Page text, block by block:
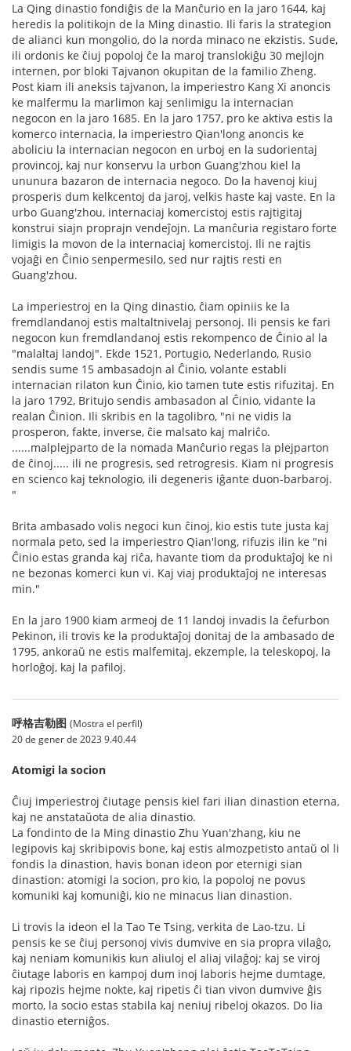
La Qing dinastio fondiĝis de la Manĉurio en la jaro 1644, kaj
heredis la politikojn de la Ming dinastio. Ili faris la strategion
de alianci kun mongolio, do la norda minaco ne ekzistis. Sude,
ili ordonis ke ĉiuj popoloj ĉe la maroj translokiĝu 30 mejlojn
internen, por bloki Tajvanon okupitan de la familio Zheng.
Post kiam ili aneksis tajvanon, la imperiestro Kang Xi anoncis
ke malfermu la marlimon kaj senlimigu la internacian
negocon en la jaro 1685. En la jaro 1757, pro ke aktiva estis la
komerco internacia, la imperiestro Qian'long anoncis ke
aboliciu la internacian negocon en urboj en la sudorientaj
provincoj, kaj nur konservu la urbon Guang'zhou kiel la
ununura bazaron de internacia negoco. Do la havenoj kiuj
prosperis dum kelkcentoj da jaroj, velkis haste kaj vaste. En la
urbo Guang'zhou, internaciaj komercistoj estis rajtigitaj
konstrui siajn proprajn vendeĵojn. La manĉuria registaro forte
limigis la movon de la internaciaj komercistoj. Ili ne rajtis
vojaĝi en Ĉinio senpermesilo, sed nur rajtis resti en
Guang'zhou.
La imperiestroj en la Qing dinastio, ĉiam opiniis ke la
fremdlandanoj estis maltaltnivelaj personoj. Ili pensis ke fari
negocon kun fremdlandanoj estis rekompenco de Ĉinio al la
"malaltaj landoj". Ekde 1521, Portugio, Nederlando, Rusio
sendis sume 15 ambasadojn al Ĉinio, volante establi
internacian rilaton kun Ĉinio, kio tamen tute estis rifuzitaj. En
la jaro 1792, Britujo sendis ambasadon al Ĉinio, vidante la
realan Ĉinion. Ili skribis en la tagolibro, "ni ne vidis la
prosperon, fakte, inverse, ĉie malsato kaj malriĉo.
......malplejparto de la nomada Manĉurio regas la plejparton
de ĉinoj..... ili ne progresis, sed retrogresis. Kiam ni progresis
en scienco kaj teknologio, ili degeneris iĝante duon-barbaroj.
"
Brita ambasado volis negoci kun ĉinoj, kio estis tute justa kaj
normala peto, sed la imperiestro Qian'long, rifuzis ilin ke "ni
Ĉinio estas granda kaj riĉa, havante tiom da produktaĵoj ke ni
ne bezonas komerci kun vi. Kaj viaj produktaĵoj ne interesas
min."
En la jaro 1900 kiam armeoj de 11 landoj invadis la ĉefurbon
Pekinon, ili trovis ke la produktaĵoj donitaj de la ambasado de
1795, ankoraŭ ne estis malfemitaj, ekzemple, la teleskopoj, la
horloĝoj, kaj la pafiloj.
呼格吉勒图 (Mostra el perfil)
20 de gener de 2023 9.40.44
Atomigi la socion
Ĉiuj imperiestroj ĉiutage pensis kiel fari ilian dinastion eterna,
kaj ne anstataŭota de alia dinastio.
La fondinto de la Ming dinastio Zhu Yuan'zhang, kiu ne
legipovis kaj skribipovis bone, kaj estis almozpetisto antaŭ ol li
fondis la dinastion, havis bonan ideon por eternigi sian
dinastion: atomigi la socion, pro kio, la popoloj ne povus
komuniki kaj komuniĝi, kio ne minacus lian dinastion.
Li trovis la ideon el la Tao Te Tsing, verkita de Lao-tzu. Li
pensis ke se ĉiuj personoj vivis dumvive en sia propra vilaĝo,
kaj neniam komunikis kun aliuloj el aliaj vilaĝoj; kaj se viroj
ĉiutage laboris en kampoj dum inoj laboris hejme dumtage,
kaj ripozis hejme nokte, kaj ripetis ĉi tian vivon dumvive ĝis
morto, la socio estas stabila kaj neniuj ribeloj okazos. Do lia
dinastio eterniĝos.